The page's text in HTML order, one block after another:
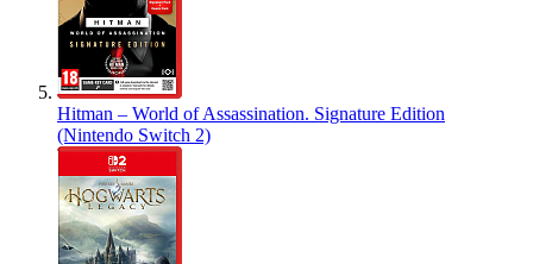
Hitman – World of Assassination. Signature Edition
(Nintendo Switch 2)